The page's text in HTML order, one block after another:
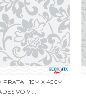
PRATA - 15M X 45CM -
VI...